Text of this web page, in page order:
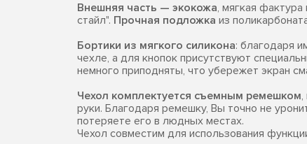
Внешняя часть — экокожа, мягкая
стайл". Прочная подложка из
Бортики из мягкого силикона: благодаря
чехле, а для кнопок присутствуют
немного приподняты, что убережет экран
Чехол комплектуется съемным ремешком
руки. Благодаря ремешку, Вы точно не
потеряете его в людных местах.
Чехол совместим для использования